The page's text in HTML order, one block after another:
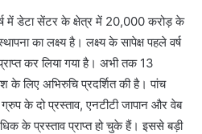
में डेटा सेंटर के क्षेत्र में 20,000 करोड़ के
का लक्ष्य है। लक्ष्य के सापेक्ष पहले वर्ष
कर लिया गया है। अभी तक 13
लिए अभिरुचि प्रदर्शित की है। पांच
ग्रुप के दो प्रस्ताव, एनटीटी जापान और वेब
के प्रस्ताव प्राप्त हो चुके हैं। इससे बड़ी